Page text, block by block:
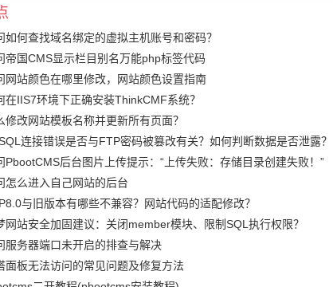
如何查找域名绑定的虚拟主机账号和密码？
帝国CMS显示栏目别名万能php标签代码
网站颜色在哪里修改，网站颜色设置指南
在IIS7环境下正确安装ThinkCMF系统？
修改网站模板名称并更新所有页面？
连接错误是否与FTP密码被篡改有关？如何判断数据是否泄露？
PbootCMS后台图片上传提示：“上传失败：存储目录创建失败！”
怎么进入自己网站的后台
与旧版本有哪些不兼容？网站代码的适配修改？
网站安全加固建议：关闭member模块、限制SQL执行权限？
服务器端口未开启的排查与解决
面板无法访问的常见问题及修复方法